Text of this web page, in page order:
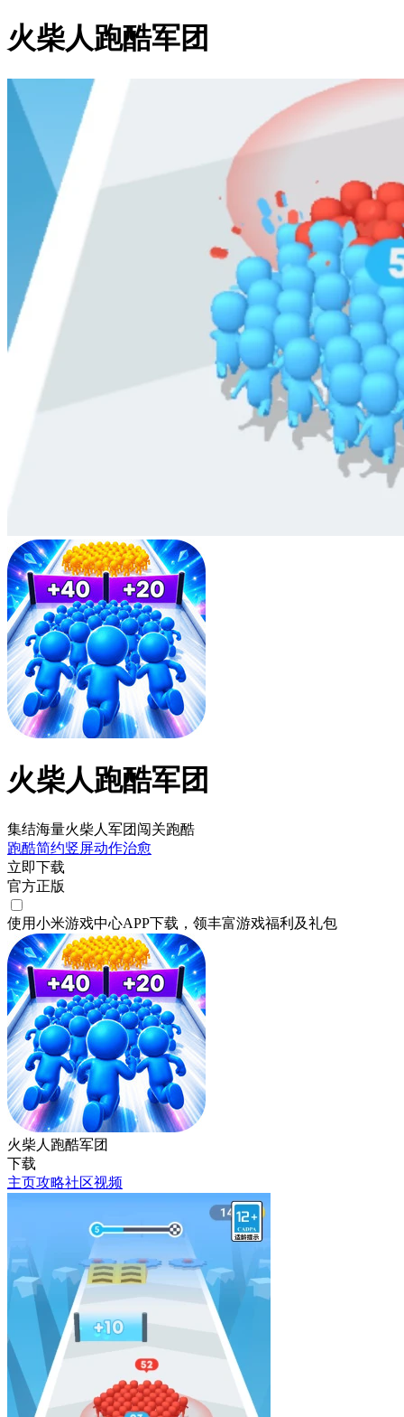
火柴人跑酷军团
火柴人跑酷军团
集结海量火柴人军团闯关跑酷
跑酷简约竖屏动作治愈
立即下载
官方正版
使用小米游戏中心APP下载 ，领丰富游戏福利 及礼包
火柴人跑酷军团
下载
主页攻略社区视频